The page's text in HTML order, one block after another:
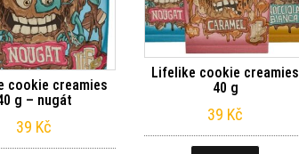
cookie creamies
g – nugát
39 Kč
Lifelike cookie creamies
40 g
39 Kč